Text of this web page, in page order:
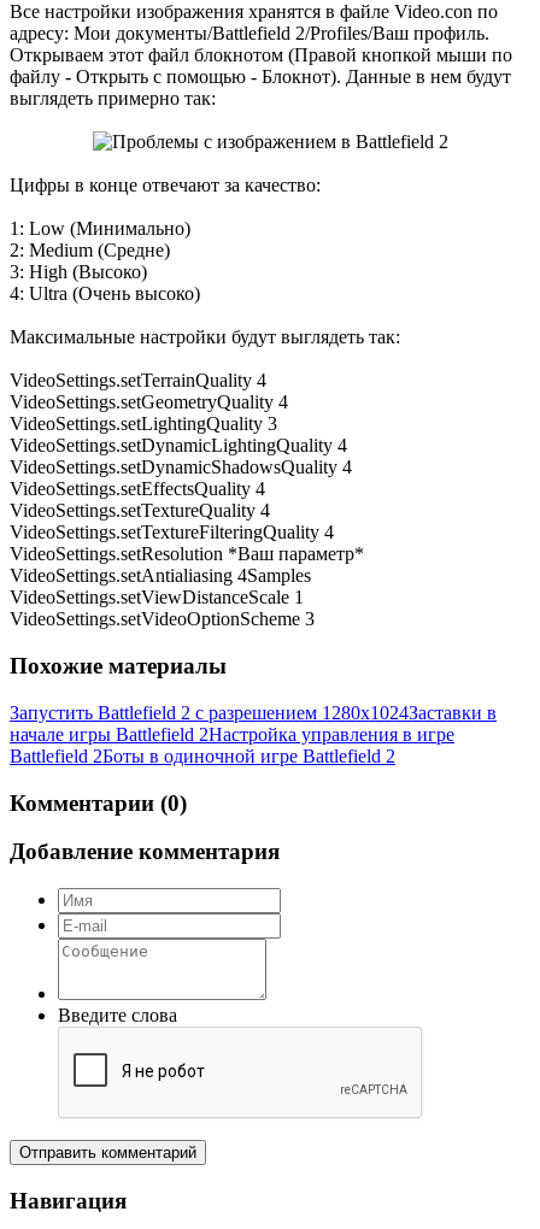
Все настройки изображения хранятся в файле Video.con по
адресу: Мои документы/Battlefield 2/Profiles/Ваш профиль.
Открываем этот файл блокнотом (Правой кнопкой мыши по
файлу - Открыть с помощью - Блокнот). Данные в нем будут
выглядеть примерно так:
Цифры в конце отвечают за качество:
1: Low (Минимально)
2: Medium (Средне)
3: High (Высоко)
4: Ultra (Очень высоко)
Максимальные настройки будут выглядеть так:
VideoSettings.setTerrainQuality 4
VideoSettings.setGeometryQuality 4
VideoSettings.setLightingQuality 3
VideoSettings.setDynamicLightingQuality 4
VideoSettings.setDynamicShadowsQuality 4
VideoSettings.setEffectsQuality 4
VideoSettings.setTextureQuality 4
VideoSettings.setTextureFilteringQuality 4
VideoSettings.setResolution *Ваш параметр*
VideoSettings.setAntialiasing 4Samples
VideoSettings.setViewDistanceScale 1
VideoSettings.setVideoOptionScheme 3
Похожие материалы
Запустить Battlefield 2 с разрешением 1280х1024Заставки в
начале игры Battlefield 2Настройка управления в игре
Battlefield 2Боты в одиночной игре Battlefield 2
Комментарии (0)
Добавление комментария
Введите слова
Отправить комментарий
Навигация